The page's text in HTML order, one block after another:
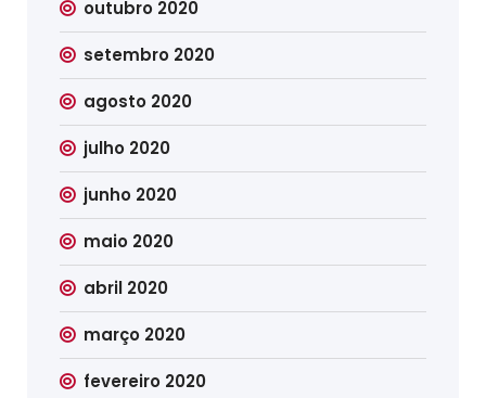
outubro 2020
setembro 2020
agosto 2020
julho 2020
junho 2020
maio 2020
abril 2020
março 2020
fevereiro 2020